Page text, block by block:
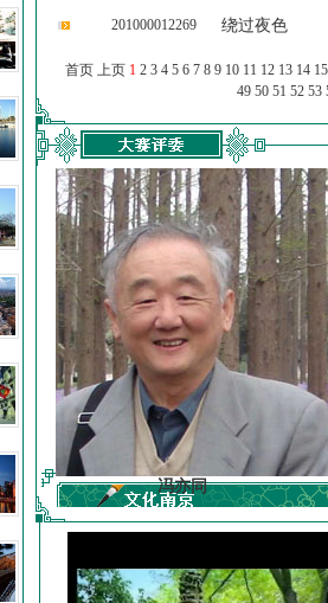
201000012269 绕过夜色
首页 上页 1 2 3 4 5 6 7 8 9 10 11 12 13 14 15
49 50 51 52 53
冯亦同